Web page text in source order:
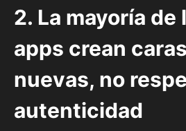
2. La mayoría de
apps crean caras
nuevas, no
autenticidad